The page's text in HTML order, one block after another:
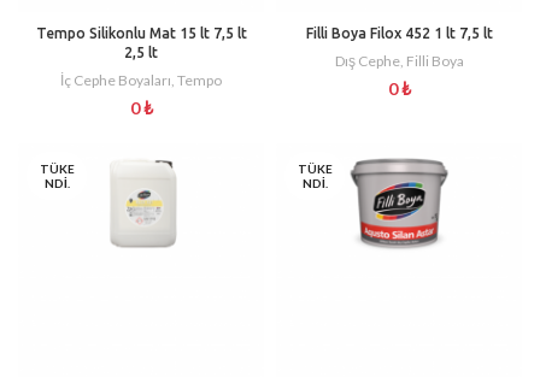
Tempo Silikonlu Mat 15 lt 7,5 lt
2,5 lt
İç Cephe Boyaları, Tempo
0₺
Filli Boya Filox 452 1 lt 7,5 lt
Dış Cephe, Filli Boya
0₺
TÜKE
NDI.
TÜKE
NDI.